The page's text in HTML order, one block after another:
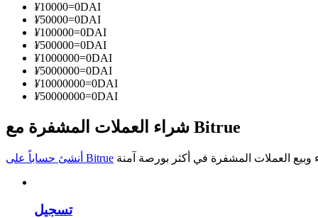
كن متداول نسخ
استمتع بتقاسم الأرباح وعمولات نسخ التداول
¥10000=0DAI
¥50000=0DAI
¥100000=0DAI
¥500000=0DAI
¥1000000=0DAI
¥5000000=0DAI
¥10000000=0DAI
¥50000000=0DAI
شراء العملات المشفرة مع Bitrue
أنشئ حساباً على Bitrue
تسجيل